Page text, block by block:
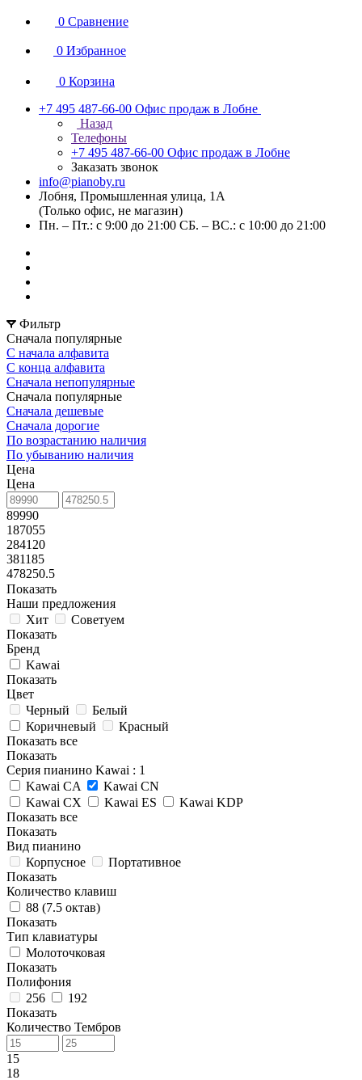
0 Сравнение
0 Избранное
0 Корзина
+7 495 487-66-00 Офис продаж в Лобне
Назад
Телефоны
+7 495 487-66-00 Офис продаж в Лобне
Заказать звонок
info@pianoby.ru
Лобня, Промышленная улица, 1А
(Только офис, не магазин)
Пн. – Пт.: с 9:00 до 21:00 СБ. – ВС.: с 10:00 до 21:00
Фильтр
Сначала популярные
С начала алфавита
С конца алфавита
Сначала непопулярные
Сначала популярные
Сначала дешевые
Сначала дорогие
По возрастанию наличия
По убыванию наличия
Цена
Цена
89990
187055
284120
381185
478250.5
Показать
Наши предложения
Хит
Советуем
Показать
Бренд
Kawai
Показать
Цвет
Черный
Белый
Коричневый
Красный
Показать все
Показать
Серия пианино Kawai : 1
Kawai CA
Kawai CN
Kawai CX
Kawai ES
Kawai KDP
Показать все
Показать
Вид пианино
Корпусное
Портативное
Показать
Количество клавиш
88 (7.5 октав)
Показать
Тип клавиатуры
Молоточковая
Показать
Полифония
256
192
Показать
Количество Тембров
15
18